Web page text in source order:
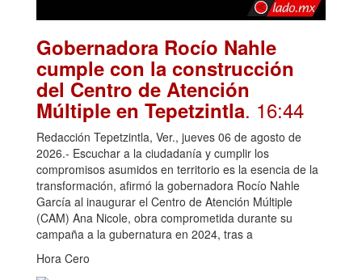
Gobernadora Rocío Nahle
cumple con la construcción
del Centro de Atención
Múltiple en Tepetzintla. 16:44
Redacción Tepetzintla, Ver., jueves 06 de agosto de
2026.- Escuchar a la ciudadanía y cumplir los
compromisos asumidos en territorio es la esencia de la
transformación, afirmó la gobernadora Rocío Nahle
García al inaugurar el Centro de Atención Múltiple
(CAM) Ana Nicole, obra comprometida durante su
campaña a la gubernatura en 2024, tras a
Hora Cero